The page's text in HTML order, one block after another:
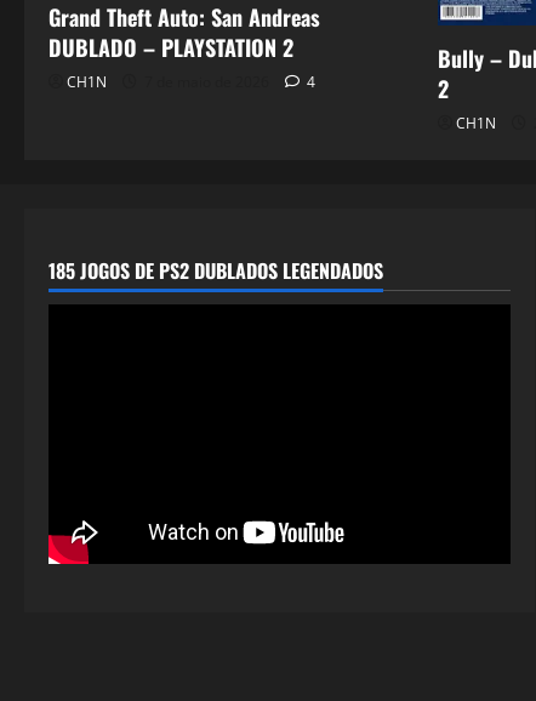
Grand Theft Auto: San Andreas
DUBLADO – PLAYSTATION 2
CH1N 4
Bully –
2
CH1N
185 JOGOS DE PS2 DUBLADOS LEGENDADOS